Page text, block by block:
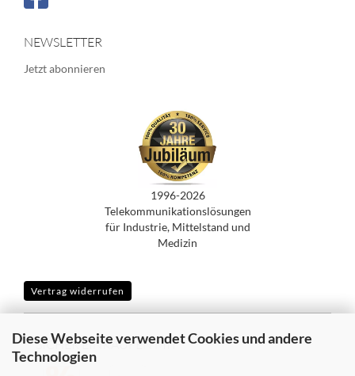
Diese Webseite verwendet Cookies und andere
Technologien
NEWSLETTER
Jetzt abonnieren
1996-2026
Telekommunikationslösungen
für Industrie, Mittelstand und
Medizin
Vertrag widerrufen
SICHER EINKAUFEN MIT